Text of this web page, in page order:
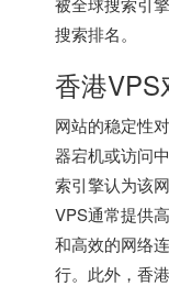
搜索排名。
香港VPS
网站的稳定性
器宕机或访问
索引擎认为该
VPS通常提供
和高效的网络
行。此外，香